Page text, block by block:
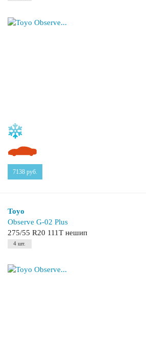
7138 руб.
Toyo
Observe G-02 Plus
275/55 R20 111T нешип
4 шт.